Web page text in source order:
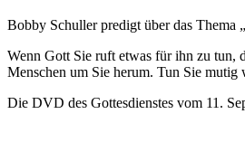
Bobby Schuller predigt über das
Wenn Gott Sie ruft etwas für ihn zu tun,
Menschen um Sie herum. Tun Sie
Die DVD des Gottesdienstes vom 11.